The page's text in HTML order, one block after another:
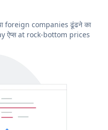
foreign companies ढूंढने का
ऐप्स at rock-bottom prices